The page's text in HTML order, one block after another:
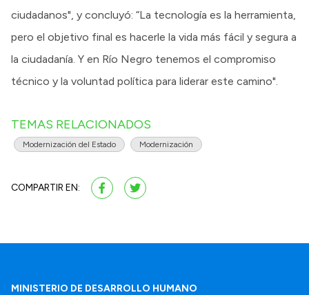
ciudadanos", y concluyó: “La tecnología es la herramienta,
pero el objetivo final es hacerle la vida más fácil y segura a
la ciudadanía. Y en Río Negro tenemos el compromiso
técnico y la voluntad política para liderar este camino".
TEMAS RELACIONADOS
Modernización del Estado Modernización
COMPARTIR EN:
MINISTERIO DE DESARROLLO HUMANO